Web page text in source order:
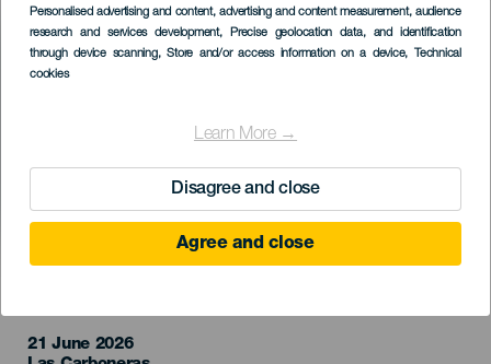
Personalised advertising and content, advertising and content measurement, audience
research and services development, Precise geolocation data, and identification
through device scanning, Store and/or access information on a device, Technical
cookies
Learn More →
Disagree and close
Agree and close
Imagen
Listado
21 June 2026